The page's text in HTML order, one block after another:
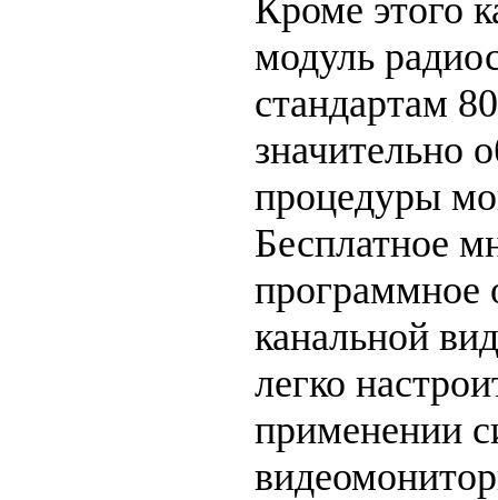
Кроме этого
модуль
стандартам
значительно
процедуры
Бесплатное
программное
канальной
легко
применении